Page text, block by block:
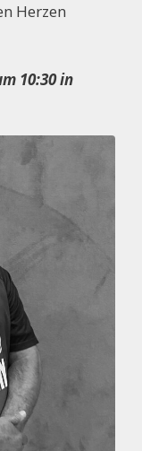
Herzen
10:30 in